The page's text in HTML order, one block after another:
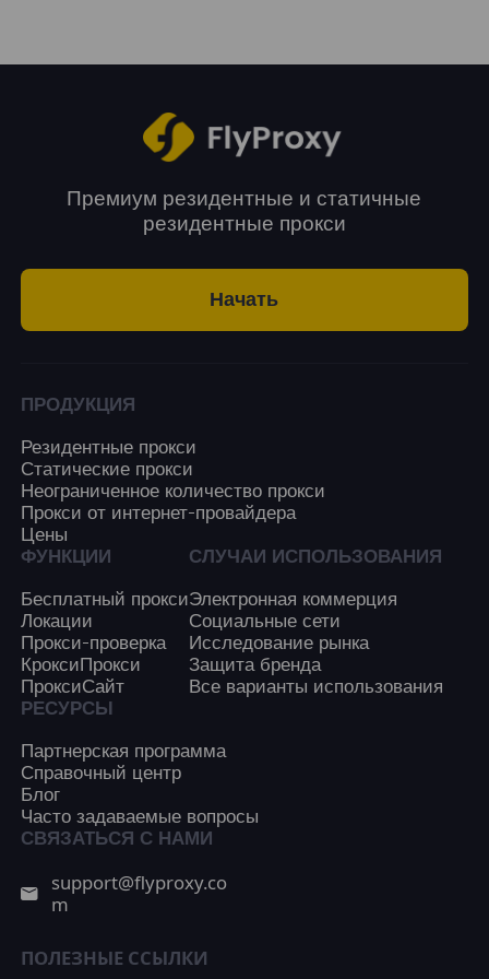
данных центровых сетей, что делает их
идеальными для долгосрочного и частого
использования.
Премиум резидентные и статичные
резидентные прокси
Начать
ПРОДУКЦИЯ
Резидентные прокси
Статические прокси
Неограниченное количество прокси
Прокси от интернет-провайдера
Цены
ФУНКЦИИ
Бесплатный прокси
Локации
Прокси-проверка
КроксиПрокси
ПроксиСайт
СЛУЧАИ ИСПОЛЬЗОВАНИЯ
Электронная коммерция
Социальные сети
Исследование рынка
Защита бренда
Все варианты использования
РЕСУРСЫ
Партнерская программа
Справочный центр
Блог
Часто задаваемые вопросы
СВЯЗАТЬСЯ С НАМИ
support@flyproxy.co
m
ПОЛЕЗНЫЕ ССЫЛКИ